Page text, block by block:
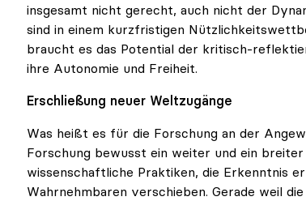
insgesamt nicht gerecht, auch nicht der
sind in einem kurzfristigen
braucht es das Potential der kritisch-
ihre Autonomie und Freiheit.
Erschließung neuer Weltzugänge
Was heißt es für die Forschung an der
Forschung bewusst ein weiter und ein
wissenschaftliche Praktiken, die Erkenntnis
Wahrnehmbaren verschieben. Gerade weil